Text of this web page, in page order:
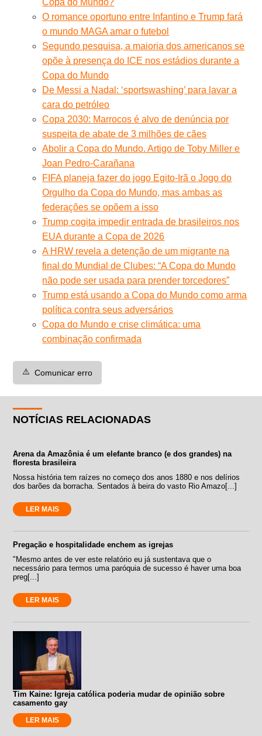
O romance oportuno entre Infantino e Trump fará
o mundo MAGA amar o futebol
Segundo pesquisa, a maioria dos americanos se
opõe à presença do ICE nos estádios durante a
Copa do Mundo
De Messi a Nadal: ‘sportswashing’ para lavar a
cara do petróleo
Copa 2030: Marrocos é alvo de denúncia por
suspeita de abate de 3 milhões de cães
Abolir a Copa do Mundo. Artigo de Toby Miller e
Joan Pedro-Carañana
FIFA planeja fazer do jogo Egito-Irã o Jogo do
Orgulho da Copa do Mundo, mas ambas as
federações se opõem a isso
Trump cogita impedir entrada de brasileiros nos
EUA durante a Copa de 2026
A HRW revela a detenção de um migrante na
final do Mundial de Clubes: “A Copa do Mundo
não pode ser usada para prender torcedores”
Trump está usando a Copa do Mundo como arma
política contra seus adversários
Copa do Mundo e crise climática: uma
combinação confirmada
⚠️ Comunicar erro
NOTÍCIAS RELACIONADAS
Arena da Amazônia é um elefante branco (e dos grandes) na
floresta brasileira
Nossa história tem raízes no começo dos anos 1880 e nos delírios
dos barões da borracha. Sentados à beira do vasto Rio Amazo[...]
LER MAIS
Pregação e hospitalidade enchem as igrejas
"Mesmo antes de ver este relatório eu já sustentava que o
necessário para termos uma paróquia de sucesso é haver uma boa
preg[...]
LER MAIS
Tim Kaine: Igreja católica poderia mudar de opinião sobre
casamento gay
LER MAIS